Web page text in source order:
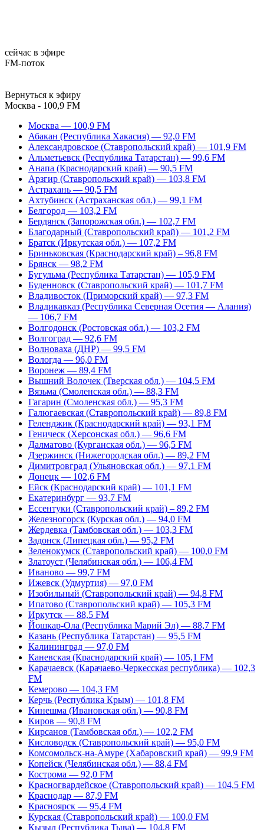
сейчас в эфире
FM-поток
Вернуться к эфиру
Москва - 100,9 FM
Москва — 100,9 FM
Абакан (Республика Хакасия) — 92,0 FM
Александровское (Ставропольский край) — 101,9 FM
Альметьевск (Республика Татарстан) — 99,6 FM
Анапа (Краснодарский край) — 90,5 FM
Арзгир (Ставропольский край) — 103,8 FM
Астрахань — 90,5 FM
Ахтубинск (Астраханская обл.) — 99,1 FM
Белгород — 103,2 FM
Бердянск (Запорожская обл.) — 102,7 FM
Благодарный (Ставропольский край) — 101,2 FM
Братск (Иркутская обл.) — 107,2 FM
Бриньковская (Краснодарский край) – 96,8 FM
Брянск — 98,2 FM
Бугульма (Республика Татарстан) — 105,9 FM
Буденновск (Ставропольский край) — 101,7 FM
Владивосток (Приморский край) — 97,3 FM
Владикавказ (Республика Северная Осетия — Алания)
— 106,7 FM
Волгодонск (Ростовская обл.) — 103,2 FM
Волгоград — 92,6 FM
Волноваха (ДНР) — 99,5 FM
Вологда — 96,0 FM
Воронеж — 89,4 FM
Вышний Волочек (Тверская обл.) — 104,5 FM
Вязьма (Смоленская обл.) — 88,3 FM
Гагарин (Смоленская обл.) — 95,3 FM
Галюгаевская (Ставропольский край) — 89,8 FM
Геленджик (Краснодарский край) — 93,1 FM
Геническ (Херсонская обл.) — 96,6 FM
Далматово (Курганская обл.) — 96,5 FM
Дзержинск (Нижегородская обл.) — 89,2 FM
Димитровград (Ульяновская обл.) — 97,1 FM
Донецк — 102,6 FM
Ейск (Краснодарский край) — 101,1 FM
Екатеринбург — 93,7 FM
Ессентуки (Ставропольский край) – 89,2 FM
Железногорск (Курская обл.) — 94,0 FM
Жердевка (Тамбовская обл.) — 103,3 FM
Задонск (Липецкая обл.) — 95,2 FM
Зеленокумск (Ставропольский край) — 100,0 FM
Златоуст (Челябинская обл.) — 106,4 FM
Иваново — 99,7 FM
Ижевск (Удмуртия) — 97,0 FM
Изобильный (Ставропольский край) — 94,8 FM
Ипатово (Ставропольский край) — 105,3 FM
Иркутск — 88,5 FM
Йошкар-Ола (Республика Марий Эл) — 88,7 FM
Казань (Республика Татарстан) — 95,5 FM
Калининград — 97,0 FM
Каневская (Краснодарский край) — 105,1 FM
Карачаевск (Карачаево-Черкесская республика) — 102,3
FM
Кемерово — 104,3 FM
Керчь (Республика Крым) — 101,8 FM
Кинешма (Ивановская обл.) — 90,8 FM
Киров — 90,8 FM
Кирсанов (Тамбовская обл.) — 102,2 FM
Кисловодск (Ставропольский край) — 95,0 FM
Комсомольск-на-Амуре (Хабаровский край) — 99,9 FM
Копейск (Челябинская обл.) — 88,4 FM
Кострома — 92,0 FM
Красногвардейское (Ставропольский край) — 104,5 FM
Краснодар — 87,9 FM
Красноярск — 95,4 FM
Курская (Ставропольский край) — 100,0 FM
Кызыл (Республика Тыва) — 104,8 FM